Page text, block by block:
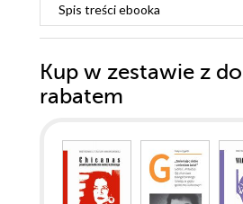
Spis treściebooka
Kup w zestawie z
rabatem